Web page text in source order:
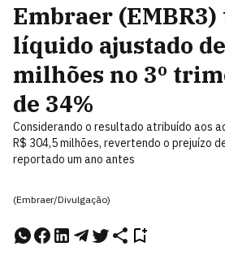
Embraer
líquido ajustado
milhões no 3º
de 34%
Considerando o resultado atribuído aos
R$ 304,5 milhões, revertendo o prejuízo
reportado um ano antes
(Embraer/Divulgação)